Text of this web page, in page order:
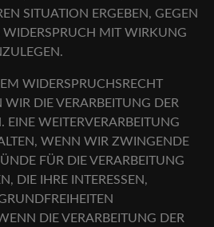
SITUATION ERGEBEN, GEGEN
WIDERSPRUCH MIT WIRKUNG
WIDERSPRUCHSRECHT
DIE VERARBEITUNG DER
EINE WEITERVERARBEITUNG
WENN WIR ZWINGENDE
FÜR DIE VERARBEITUNG
DIE IHRE INTERESSEN,
DIE VERARBEITUNG DER